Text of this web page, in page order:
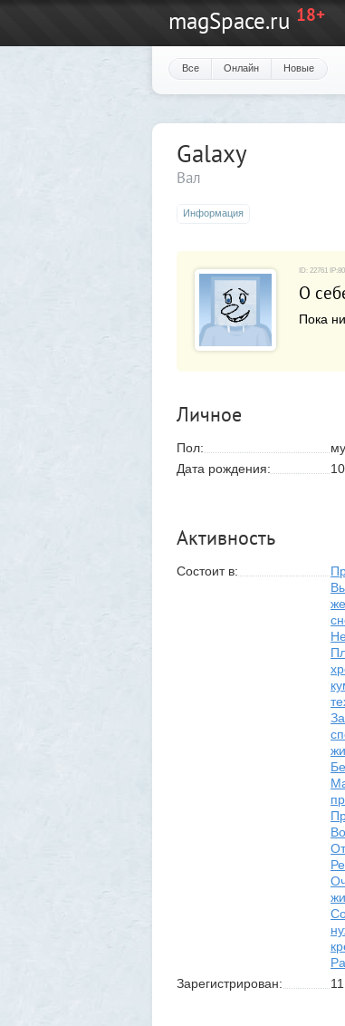
magSpace.ru 18+
Все Онлайн Новые
Galaxy
Вал
Информация
ID: 22761
О
Пока
Личное
Пол:
Дата рождения:
Активность
Состоит в:
Зарегистрирован: